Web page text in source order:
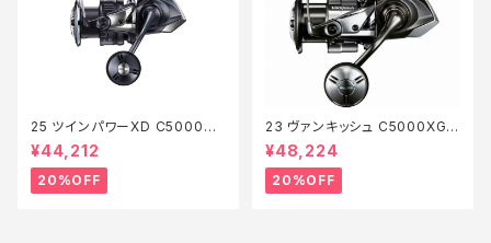
25 ツインパワーXD C5000XG
【特価リール】【20】
¥44,212
20%OFF
23 ヴァンキッシュ C5000XG
【特価リール】【20】
¥48,224
20%OFF